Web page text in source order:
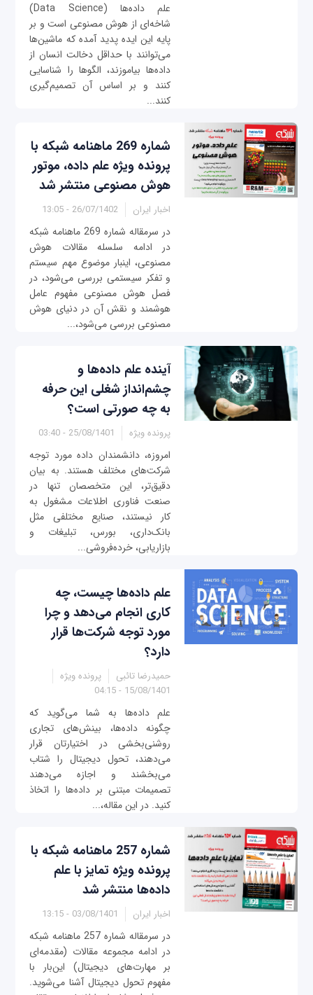
علم داده‌ها (Data Science)
شاخه‌ای از هوش مصنوعی است و بر
پایه این ایده پدید آمده که ماشین‌ها
می‌توانند با حداقل دخالت انسان از
داده‌ها بیاموزند، الگوها را شناسایی
کنند و بر اساس آن تصمیم‌گیری
کنند...
شماره 269 ماهنامه شبکه با
پرونده ویژه علم داده‌، موتور
هوش مصنوعی منتشر شد
اخبار ایران 26/07/1402 - 13:05
در سرمقاله شماره 269 ماهنامه شبکه
در ادامه سلسله مقالات هوش
مصنوعی، اینبار موضوع مهم سیستم
و تفکر سیستمی بررسی می‌شود، در
فصل هوش مصنوعی مفهوم عامل
هوشمند و نقش آن در دنیای هوش
مصنوعی بررسی می‌شود،...
آینده علم داده‌ها و
چشم‌انداز شغلی این حرفه
به چه صورتی است؟
پرونده ویژه 25/08/1401 - 03:40
امروزه، دانشمندان داده مورد توجه
شرکت‌های مختلف هستند. به بیان
دقیق‌تر، این متخصصان تنها در
صنعت فناوری اطلاعات مشغول به
کار نیستند، صنایع مختلفی مثل
بانک‌داری، بورس، تبلیغات و
بازاریابی، خرده‌فروشی‌...
علم داده‌ها چیست، چه
کاری انجام می‌دهد و چرا
مورد توجه شرکت‌ها قرار
دارد؟
حمیدرضا تائبی
پرونده ویژه
15/08/1401 - 04:15
علم داده‌ها به شما می‌گوید که
چگونه داده‌ها، بینش‌های تجاری
روشنی‌بخشی در اختیارتان قرار
می‌دهند، تحول دیجیتال را شتاب
می‌بخشند و اجازه می‌دهند
تصمیمات مبتنی بر داده‌ها را اتخاذ
کنید. در این مقاله،...
شماره 257 ماهنامه شبکه با
پرونده ویژه تمایز با علم
داده‌ها منتشر شد
اخبار ایران 03/08/1401 - 13:15
در سرمقاله شماره 257 ماهنامه شبکه
در ادامه مجموعه مقالات (مقدمه‌ای
بر مهارت‌های دیجیتال) این‌بار با
مفهوم تحول دیجیتال آشنا می‌شوید.